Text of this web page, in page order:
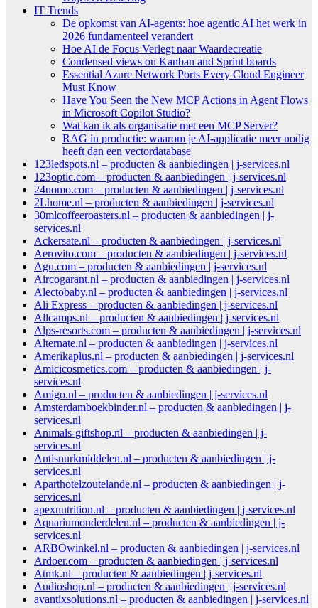
IT Trends
De opkomst van AI-agents: hoe agentic AI het werk in
2026 fundamenteel verandert
Hoe AI de Focus Verlegt naar Waardecreatie
Condensed views on Kanban and Sprint boards
Essential Azure Network Ports Every Cloud Engineer
Must Know
Have You Seen the New MCP Actions in Agent Flows
in Microsoft Copilot Studio?
Wat kan ik als organisatie met een MCP Server?
RAG in productie: waarom je AI-applicatie meer nodig
heeft dan een vectordatabase
123ledspots.nl – producten & aanbiedingen | j-services.nl
123optic.com – producten & aanbiedingen | j-services.nl
24uomo.com – producten & aanbiedingen | j-services.nl
2Lhome.nl – producten & aanbiedingen | j-services.nl
30mlcoffeeroasters.nl – producten & aanbiedingen | j-
services.nl
Ackersate.nl – producten & aanbiedingen | j-services.nl
Aerovito.com – producten & aanbiedingen | j-services.nl
Agu.com – producten & aanbiedingen | j-services.nl
Aircogarant.nl – producten & aanbiedingen | j-services.nl
Alectobaby.nl – producten & aanbiedingen | j-services.nl
Ali Express – producten & aanbiedingen | j-services.nl
Allcamps.nl – producten & aanbiedingen | j-services.nl
Alps-resorts.com – producten & aanbiedingen | j-services.nl
Alternate.nl – producten & aanbiedingen | j-services.nl
Amerikaplus.nl – producten & aanbiedingen | j-services.nl
Amicicosmetics.com – producten & aanbiedingen | j-
services.nl
Amigo.nl – producten & aanbiedingen | j-services.nl
Amsterdamboekbinder.nl – producten & aanbiedingen | j-
services.nl
Animals-giftshop.nl – producten & aanbiedingen | j-
services.nl
Antisnurkmiddelen.nl – producten & aanbiedingen | j-
services.nl
Aparthotelzoutelande.nl – producten & aanbiedingen | j-
services.nl
apexnutrition.nl – producten & aanbiedingen | j-services.nl
Aquariumonderdelen.nl – producten & aanbiedingen | j-
services.nl
ARBOwinkel.nl – producten & aanbiedingen | j-services.nl
Ardoer.com – producten & aanbiedingen | j-services.nl
Atmk.nl – producten & aanbiedingen | j-services.nl
Audioshop.nl – producten & aanbiedingen | j-services.nl
avantixsolutions.nl – producten & aanbiedingen | j-services.nl